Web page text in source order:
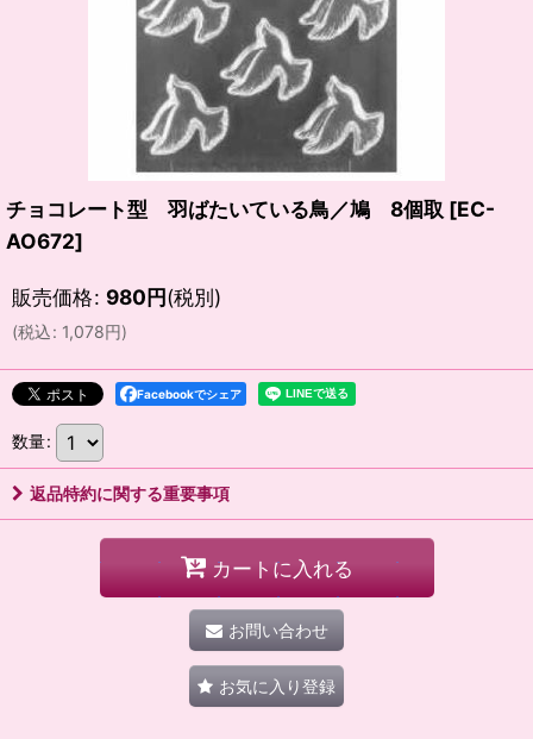
チョコレート型 羽ばたいている鳥／鳩 8個取 [EC-
AO672]
販売価格: 980円(税別)
(税込: 1,078円)
Facebookでシェア
数量:
返品特約に関する重要事項
カートに入れる
お問い合わせ
お気に入り登録